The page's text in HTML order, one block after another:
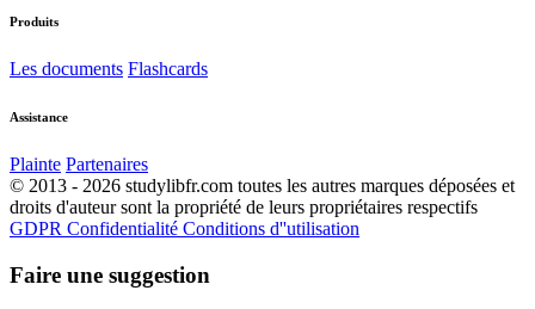
Produits
Les documents Flashcards
Assistance
Plainte Partenaires
© 2013 - 2026 studylibfr.com toutes les autres marques déposées et
droits d'auteur sont la propriété de leurs propriétaires respectifs
GDPR Confidentialité Conditions d''utilisation
Faire une suggestion